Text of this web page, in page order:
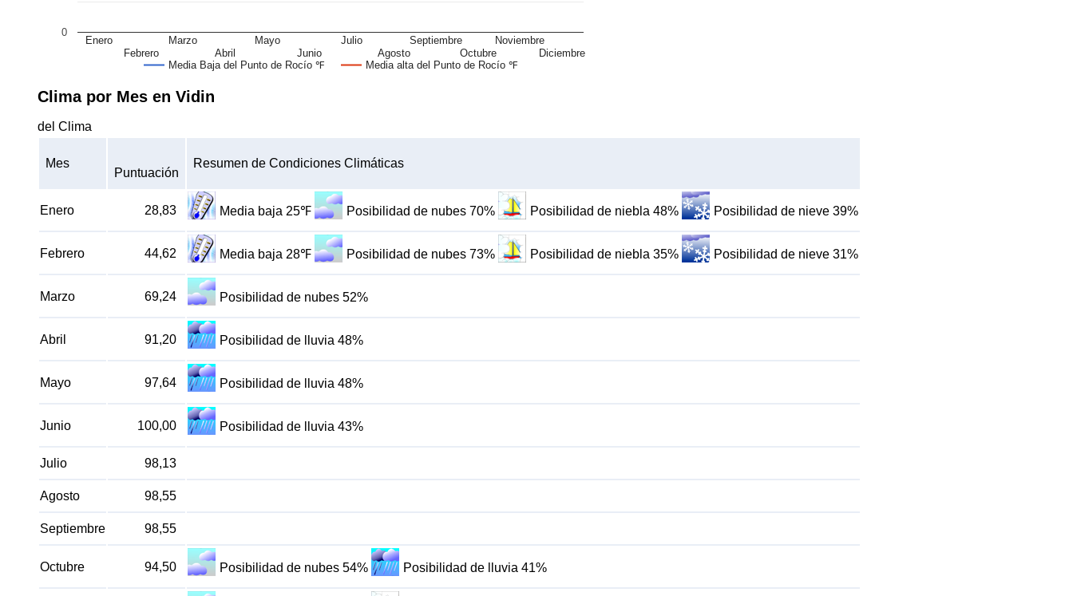
Media Baja del Punto de Rocío ℉ Media alta del Punto de Rocío ℉
Enero
Febrero
Marzo
Abril
Mayo
Junio
Julio
Agosto
Septiembre
Octubre
Noviembre
Diciembre
0
Clima por Mes en Vidin
del Clima
Mes
Puntuación
Resumen de Condiciones Climáticas
Enero 28,83 Media baja 25℉ Posibilidad de nubes 70% Posibilidad de niebla 48% Posibilidad de nieve 39%
Febrero 44,62 Media baja 28℉ Posibilidad de nubes 73% Posibilidad de niebla 35% Posibilidad de nieve 31%
Marzo 69,24 Posibilidad de nubes 52%
Abril 91,20 Posibilidad de lluvia 48%
Mayo 97,64 Posibilidad de lluvia 48%
Junio 100,00 Posibilidad de lluvia 43%
Julio 98,13
Agosto 98,55
Septiembre 98,55
Octubre 94,50 Posibilidad de nubes 54% Posibilidad de lluvia 41%